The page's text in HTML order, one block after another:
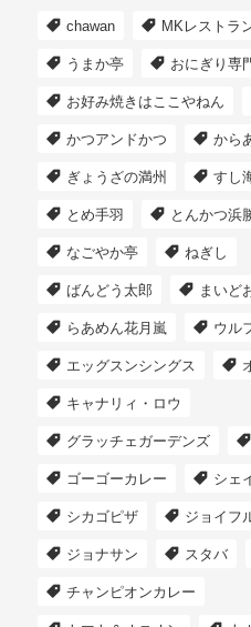
chawan MKレストラ
うまか亭 おにぎり専
お好み焼きはここやねん
かつアンドかつ から
ぎょうざの満州 すし
とめ手羽 とんかつ浜
なごやか亭 ねぎし
ばんどう太郎 まいど
らあめん花月嵐 ウル
エッグスンシングス
キャナリィ・ロウ
グラッチェガーデンズ
ゴーゴーカレー シェ
シカゴピザ ジョイフ
ジョナサン スタバ
チャンピオンカレー